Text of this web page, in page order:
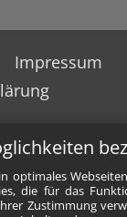
optimales
die für das
Zustimmung
Impressum